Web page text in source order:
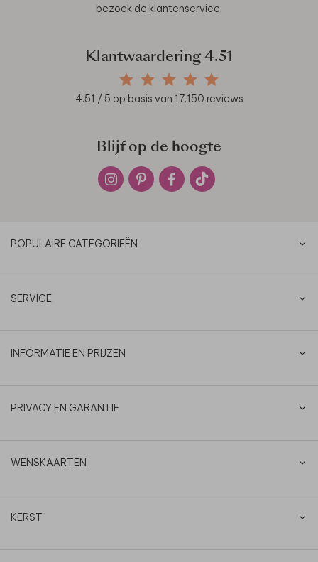
bezoek de klantenservice.
Klantwaardering 4.51
4.51 / 5 op basis van 17.150 reviews
Blijf op de hoogte
POPULAIRE CATEGORIEËN
SERVICE
INFORMATIE EN PRIJZEN
PRIVACY EN GARANTIE
WENSKAARTEN
KERST